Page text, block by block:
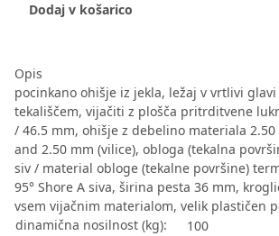
Dodaj v košarico
Opis
pocinkano ohišje iz jekla, ležaj v vrtlivi
tekališčem, vijačiti z plošča pritrditvene
/ 46.5 mm, ohišje z debelino materiala
and 2.50 mm (vilice), obloga (tekalna
siv / material obloge (tekalne površine)
95° Shore A siva, širina pesta 36 mm,
vsem vijačnim materialom, velik plastičen
dinamična nosilnost (kg):
100